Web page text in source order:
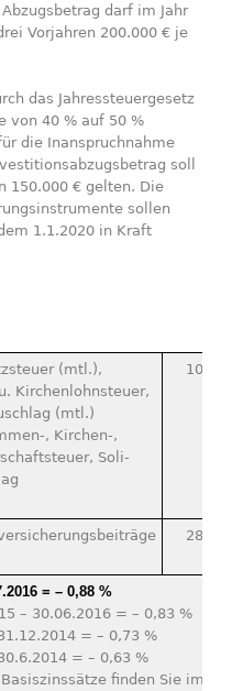
darf im Jahr
Vorjahren 200.000 € je
das Jahressteuergesetz
von 40 % auf 50 %
die Inanspruchnahme
soll
150.000 € gelten. Die
sollen
1.1.2020 in Kraft
(mtl.),
Kirchenlohnsteuer,
(mtl.)
, Kirchen-,
Soli-
= – 0,88 %
– 30.06.2016 = – 0,83 %
= – 0,73 %
= – 0,63 %
finden Sie im